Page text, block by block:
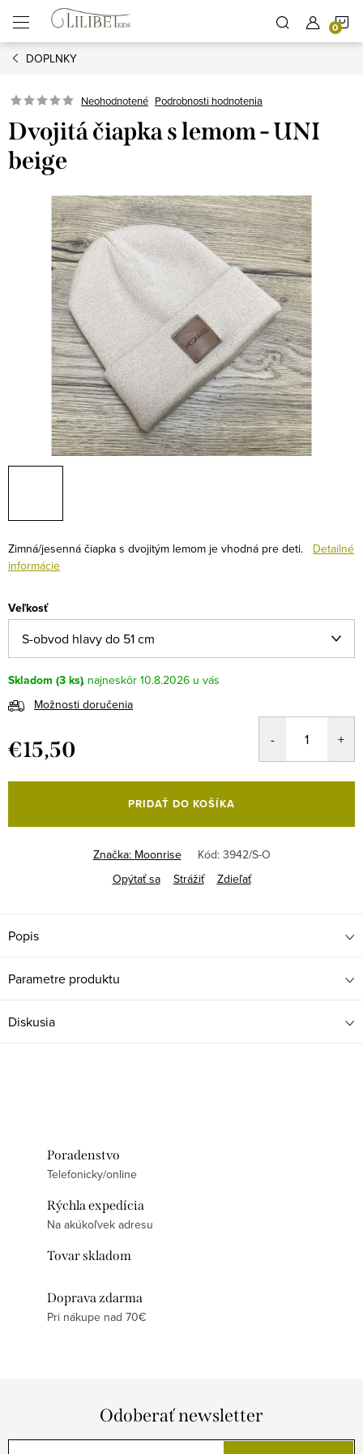
obsah
DOPLNKY
Neohodnotené Podrobnosti hodnotenia
Dvojitá čiapka s lemom - UNI
beige
Zimná/jesenná čiapka s dvojitým lemom je vhodná pre deti.
Detailné
informácie
Veľkosť
Skladom (3 ks)
10.8.2026
Možnosti doručenia
€15,50
cena:
PRIDAŤ DO KOŠÍKA
Značka: Moonrise Kód: 3942/S-O
Opýtať sa
Strážiť Zdieľať
Popis
Parametre produktu
Diskusia
Poradenstvo
Telefonicky/online
Rýchla expedícia
Na akúkoľvek adresu
Tovar skladom
Doprava zdarma
Pri nákupe nad 70€
Odoberať newsletter